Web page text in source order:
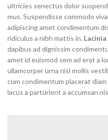
ultricies senectus dolor
mus. Suspendisse commodo
adipiscing amet condimentum
ridiculus a nibh mattis in.
dapibus ad dignissim
amet id euismod sem ad erat a
ullamcorper urna nisl mollis
cum condimentum placerat
lacus a parturient a accumsan